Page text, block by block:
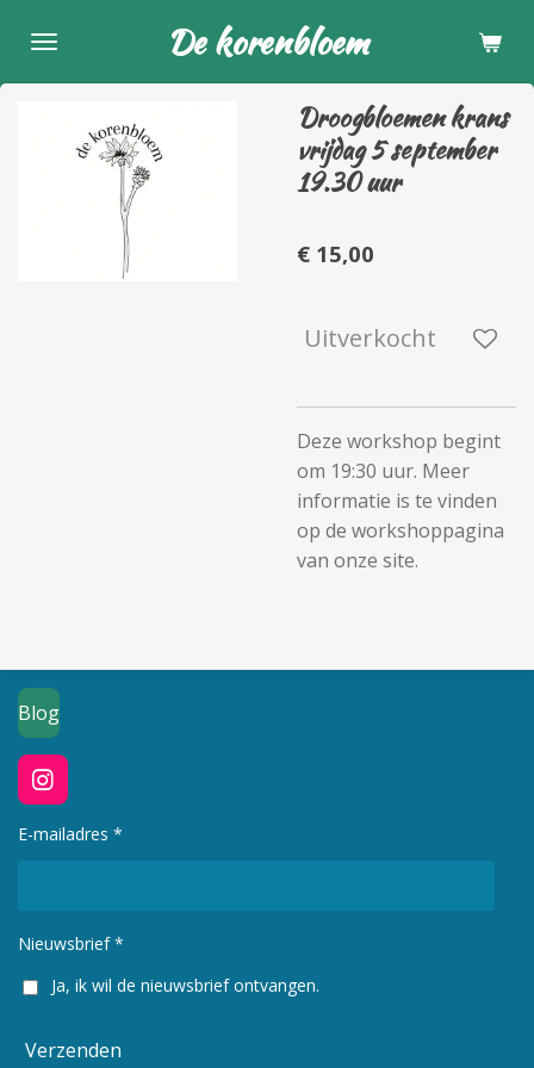
direct
naar
hoofdinhoud
De korenbloem
Droogbloemen krans
vrijdag 5 september
19.30 uur
€ 15,00
Uitverkocht
Deze workshop begint
om 19:30 uur. Meer
informatie is te vinden
op de workshoppagina
van onze site.
Blog
I
n
s
a
E-mailadres *
Nieuwsbrief *
Ja, ik wil de nieuwsbrief ontvangen.
Verzenden